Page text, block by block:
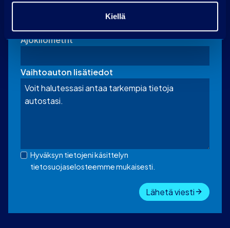
Kiellä
Ajokilometrit
Vaihtoauton lisätiedot
Hyväksyn tietojeni käsittelyn
tietosuojaselosteemme mukaisesti.
Lähetä viesti